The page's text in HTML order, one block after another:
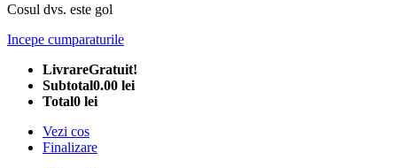
Cosul dvs. este gol
Incepe cumparaturile
LivrareGratuit!
Subtotal0.00 lei
Total0 lei
Vezi cos
Finalizare